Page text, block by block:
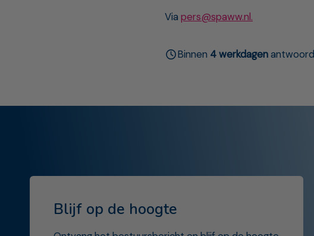
Via pers@spaww.nl.
Binnen 4 werkdagenantwoord
Blijf op de hoogte